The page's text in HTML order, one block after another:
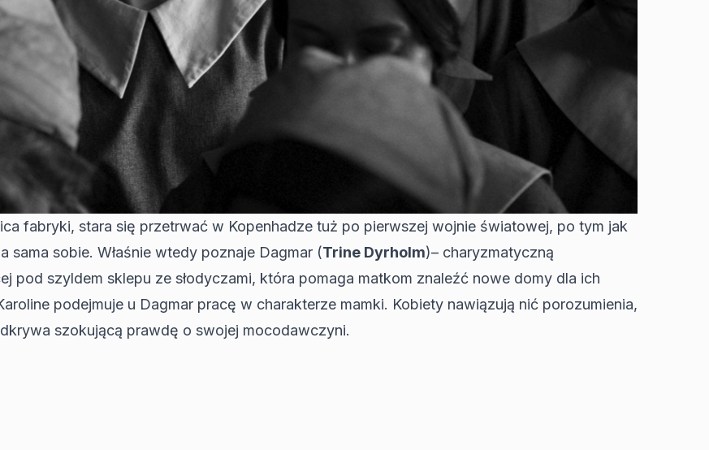
fabryki, stara się przetrwać w Kopenhadze tuż po pierwszej wojnie światowej, po tym jak
sobie. Właśnie wtedy poznaje Dagmar (Trine Dyrholm)– charyzmatyczną
pod szyldem sklepu ze słodyczami, która pomaga matkom znaleźć nowe domy dla ich
podejmuje u Dagmar pracę w charakterze mamki. Kobiety nawiązują nić porozumienia,
szokującą prawdę o swojej mocodawczyni.